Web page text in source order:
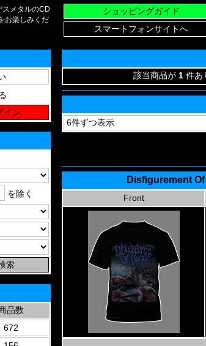
メタルのCD
お楽しみくだ
を除く
品数
672
該当商品が 1 件あ
Disfigurement
Front